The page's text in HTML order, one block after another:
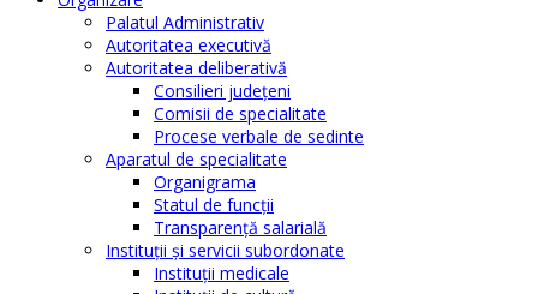
Palatul Administrativ
Autoritatea executivă
Autoritatea deliberativă
Consilieri judeţeni
Comisii de specialitate
Procese verbale de sedinte
Aparatul de specialitate
Organigrama
Statul de funcții
Transparență salarială
Instituţii şi servicii subordonate
Instituţii medicale